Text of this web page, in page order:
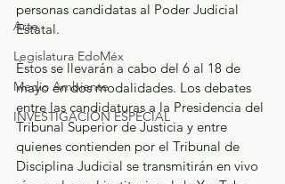
Arte
Legislatura EdoMéx
Medio Ambiente
INVESTIGACIÓN ESPECIAL
personas candidatas al Poder Judicial
Estatal.
Éstos se llevarán a cabo del 6 al 18 de
mayo en dos modalidades. Los debates
entre las candidaturas a la Presidencia del
Tribunal Superior de Justicia y entre
quienes contienden por el Tribunal de
Disciplina Judicial se transmitirán en vivo